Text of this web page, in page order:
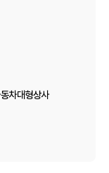
차대형상사